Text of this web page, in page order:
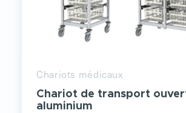
Chariots médicaux
Chariot de transport
aluminium